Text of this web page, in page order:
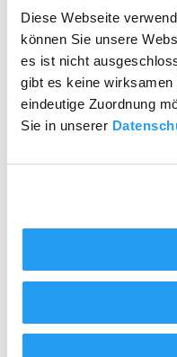
Diese Webseite
können Sie unsere
es ist nicht
gibt es keine
eindeutige Zuordnung
Sie in unserer